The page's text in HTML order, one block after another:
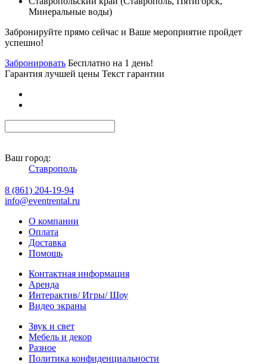
Минеральные воды)
Забронируйте прямо сейчас и Ваше мероприятие пройдет
успешно!
Забронировать Бесплатно на 1 день!
Гарантия лучшей цены Текст гарантии
Ваш город:
Ставрополь
8 (861) 204-19-94
info@eventrental.ru
О компании
Оплата
Доставка
Помощь
Контактная информация
Аренда
Интерактив/ Игры/ Шоу
Видео экраны
Звук и свет
Мебель и декор
Разное
Политика конфиденциальности